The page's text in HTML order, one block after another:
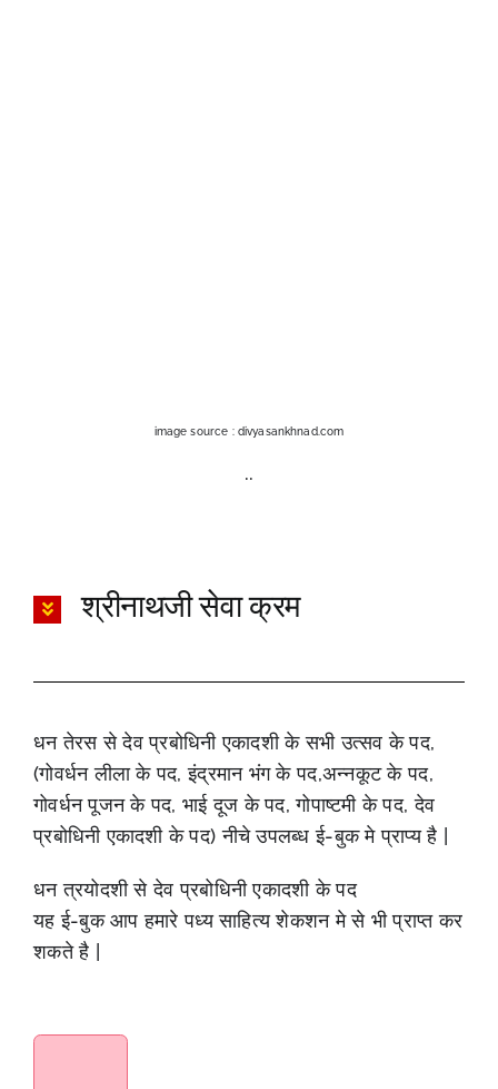
image source : divyasankhnad.com
..
श्रीनाथजी सेवा क्रम
धन तेरस से देव प्रबोधिनी एकादशी के सभी उत्सव के पद,
(गोवर्धन लीला के पद, इंद्रमान भंग के पद,अन्नकूट के पद,
गोवर्धन पूजन के पद, भाई दूज के पद, गोपाष्टमी के पद, देव
प्रबोधिनी एकादशी के पद) नीचे उपलब्ध ई-बुक मे प्राप्य है |
धन त्रयोदशी से देव प्रबोधिनी एकादशी के पद
यह ई-बुक आप हमारे पध्य साहित्य शेकशन मे से भी प्राप्त कर
शकते है |